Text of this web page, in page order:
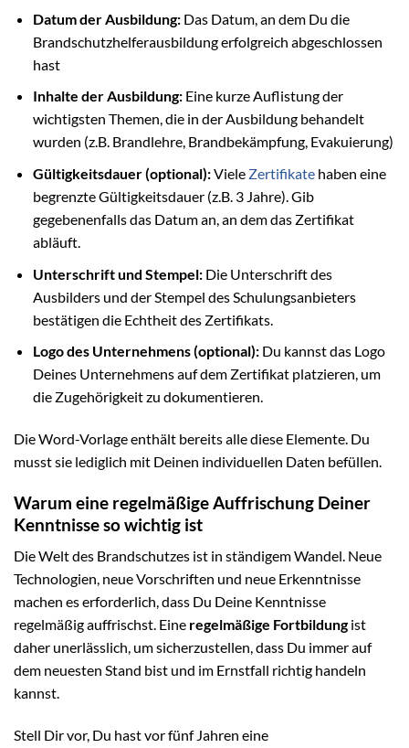
Datum der Ausbildung:Das Datum, an dem Du die
Brandschutzhelferausbildung erfolgreich abgeschlossen
hast
Inhalte der Ausbildung:Eine kurze Auflistung der
wichtigsten Themen, die in der Ausbildung behandelt
wurden (z.B. Brandlehre, Brandbekämpfung, Evakuierung)
Gültigkeitsdauer (optional):Viele Zertifikatehaben eine
begrenzte Gültigkeitsdauer (z.B. 3 Jahre). Gib
gegebenenfalls das Datum an, an dem das Zertifikat
abläuft.
Unterschrift und Stempel:Die Unterschrift des
Ausbilders und der Stempel des Schulungsanbieters
bestätigen die Echtheit des Zertifikats.
Logo des Unternehmens (optional):Du kannst das Logo
Deines Unternehmens auf dem Zertifikat platzieren, um
die Zugehörigkeit zu dokumentieren.
Die Word-Vorlage enthält bereits alle diese Elemente. Du
musst sie lediglich mit Deinen individuellen Daten befüllen.
Warum eine regelmäßige Auffrischung Deiner
Kenntnisse so wichtig ist
Die Welt des Brandschutzes ist in ständigem Wandel. Neue
Technologien, neue Vorschriften und neue Erkenntnisse
machen es erforderlich, dass Du Deine Kenntnisse
regelmäßig auffrischst. Eine regelmäßige Fortbildungist
daher unerlässlich, um sicherzustellen, dass Du immer auf
dem neuesten Stand bist und im Ernstfall richtig handeln
kannst.
Stell Dir vor, Du hast vor fünf Jahren eine